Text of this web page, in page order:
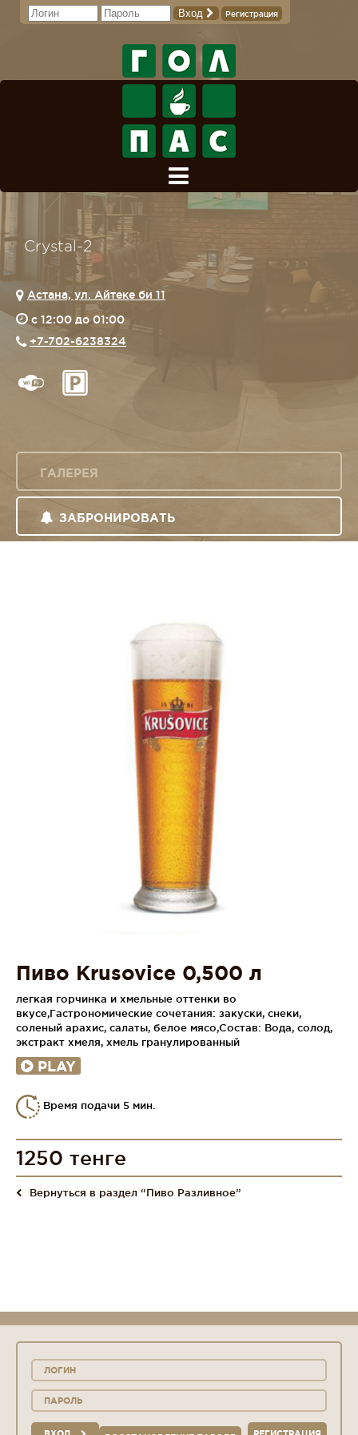
Вход Регистрация
Crystal-2
Астана, ул. Айтеке би 11
c 12:00 до 01:00
+7-702-6238324
ГАЛЕРЕЯ
ЗАБРОНИРОВАТЬ
Пиво Krusovice 0,500 л
легкая горчинка и хмельные оттенки во
вкусе,Гастрономические сочетания: закуски, снеки,
соленый арахис, салаты, белое мясо,Состав: Вода, солод,
экстракт хмеля, хмель гранулированный
PLAY
Время подачи 5 мин.
1250 тенге
Вернуться в раздел “Пиво Разливное”